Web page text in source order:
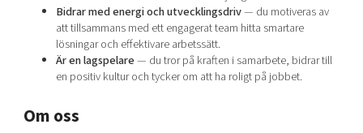
Bidrar med energi och utvecklingsdriv— du motiveras av
att tillsammans med ett engagerat team hitta smartare
lösningar och effektivare arbetssätt.
Är en lagspelare— du tror på kraften i samarbete, bidrar till
en positiv kultur och tycker om att ha roligt på jobbet.
Om oss